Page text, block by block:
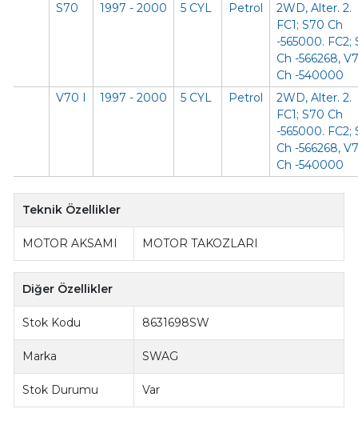
S70
1997 - 2000 5 CYL Petrol 2WD, Alter. 2.
FC1; S70 Ch
-565000. FC2;
Ch -566268,
Ch -540000
V70 I
1997 - 2000 5 CYL Petrol 2WD, Alter. 2.
FC1; S70 Ch
-565000. FC2;
Ch -566268,
Ch -540000
Teknik Özellikler
MOTOR AKSAMI MOTOR TAKOZLARI
Diğer Özellikler
Stok Kodu 8631698SW
Marka SWAG
Stok Durumu Var